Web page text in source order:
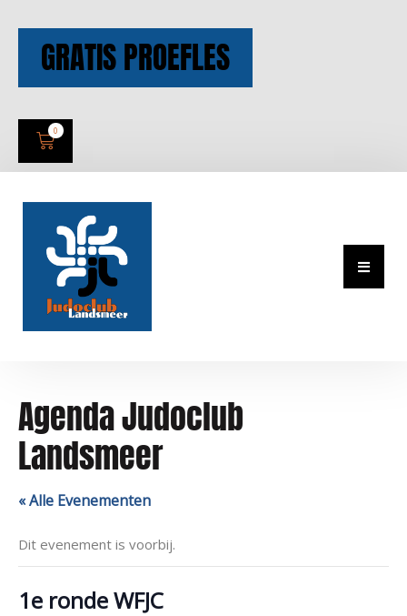
GRATIS PROEFLES
0
Agenda Judoclub
Landsmeer
« Alle Evenementen
Dit evenement is voorbij.
1e ronde WFJC